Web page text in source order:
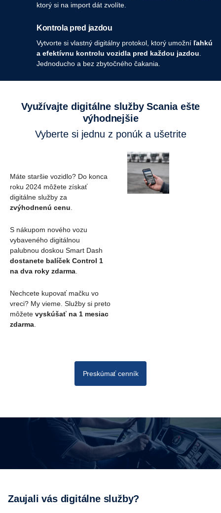
ktorý si na import dát zvolíte.
Kontrola pred jazdou
Vytvorte si vlastný digitálny protokol, ktorý umožní ľahkú
a efektívnu kontrolu vozidla pred každou jazdou
Jednoducho a bez zbytočného čakania.
Využívajte digitálne služby Scania ešte
výhodnejšie
Vyberte si jednu z ponúk a ušetrite
Máte staršie vozidlo? Do konca
roku 2024 môžete získať
digitálne služby za
zvýhodnenú cenu
S nákupom nového vozu
vybaveného digitálnou
palubnou doskou Smart Dash
dostanete balíček Control 1
na dva roky zdarma
Nechcete kupovať mačku vo
vreci? My vieme. Služby si preto
môžete vyskúšať na 1 mesiac
zdarma
Preskúmať cenník
Zaujali vás digitálne služby?